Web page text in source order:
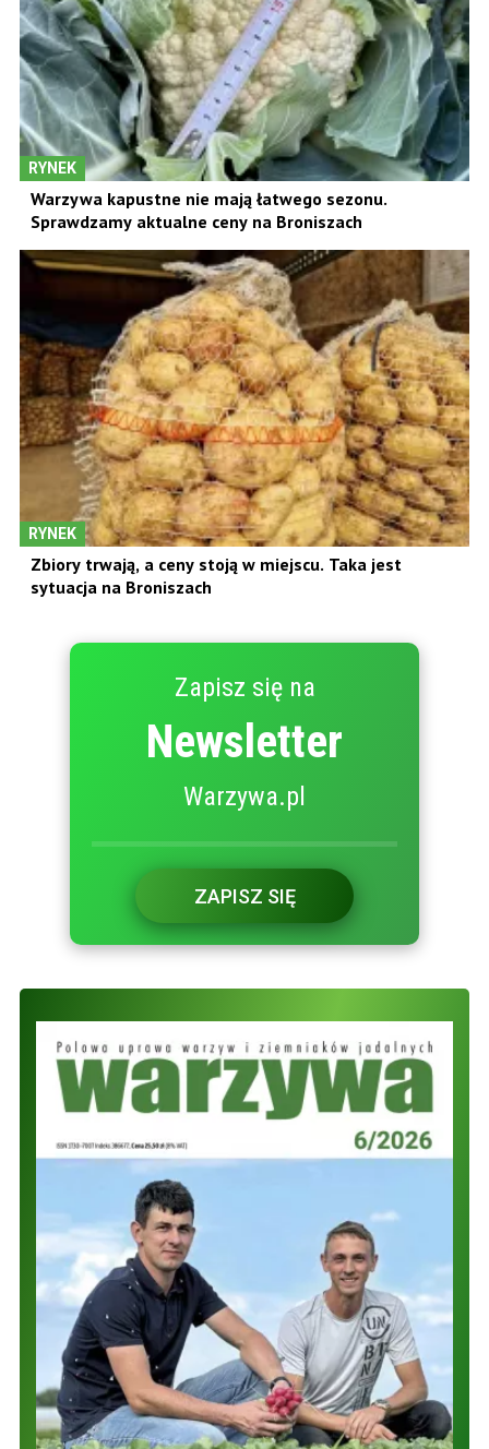
RYNEK
Warzywa kapustne nie mają łatwego sezonu.
Sprawdzamy aktualne ceny na Broniszach
RYNEK
Zbiory trwają, a ceny stoją w miejscu. Taka jest
sytuacja na Broniszach
Zapisz się na
Newsletter
Warzywa.pl
ZAPISZ SIĘ